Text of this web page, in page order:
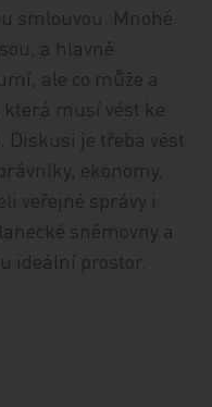
smlouvou. Mnohé
a hlavně
ale co může a
která musí vést ke
Diskusi je třeba vést
ekonomy,
veřejné správy i
sněmovny a
ideální prostor.